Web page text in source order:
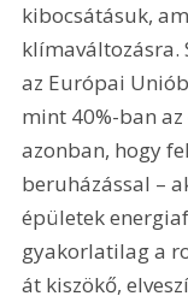
kibocsátásuk,
klímaváltozásra.
az Európai
mint 40%-ban
azonban, hogy
beruházással –
épületek
gyakorlatilag a
át kiszökő,